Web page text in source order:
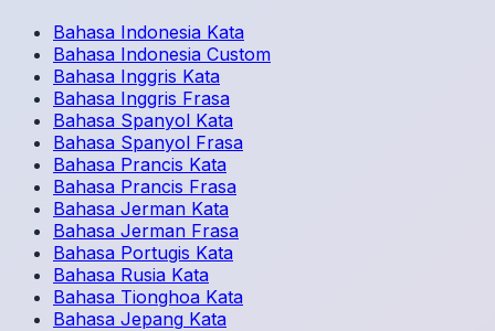
Bahasa Indonesia Kata
Bahasa Indonesia Custom
Bahasa Inggris Kata
Bahasa Inggris Frasa
Bahasa Spanyol Kata
Bahasa Spanyol Frasa
Bahasa Prancis Kata
Bahasa Prancis Frasa
Bahasa Jerman Kata
Bahasa Jerman Frasa
Bahasa Portugis Kata
Bahasa Rusia Kata
Bahasa Tionghoa Kata
Bahasa Jepang Kata